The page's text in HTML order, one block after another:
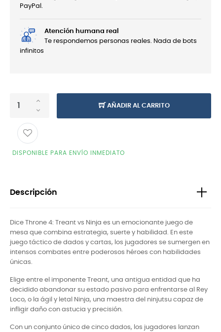
PayPal.
Atención humana real
Te respondemos personas reales. Nada de bots
infinitos
AÑADIR AL CARRITO
DISPONIBLE PARA ENVÍO INMEDIATO
Descripción
Dice Throne 4: Treant vs Ninja es un emocionante juego de
mesa que combina estrategia, suerte y habilidad. En este
juego táctico de dados y cartas, los jugadores se sumergen en
intensos combates entre poderosos héroes con habilidades
únicas.
Elige entre el imponente Treant, una antigua entidad que ha
decidido abandonar su estado pasivo para enfrentarse al Rey
Loco, o la ágil y letal Ninja, una maestra del ninjutsu capaz de
infligir daño con astucia y precisión.
Con un conjunto único de cinco dados, los jugadores lanzan